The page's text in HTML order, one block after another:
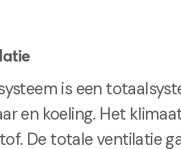
is een
en koeling. Het
De totale ventilatie